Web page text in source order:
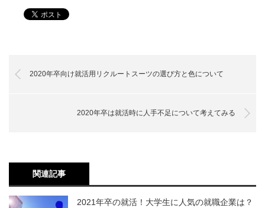
2020年卒向け就活用リクルートスーツの選び方と色について
2020年卒は就活時に人手不足について考えてみる
関連記事
2021年卒の就活！大学生に人気の就職企業は？